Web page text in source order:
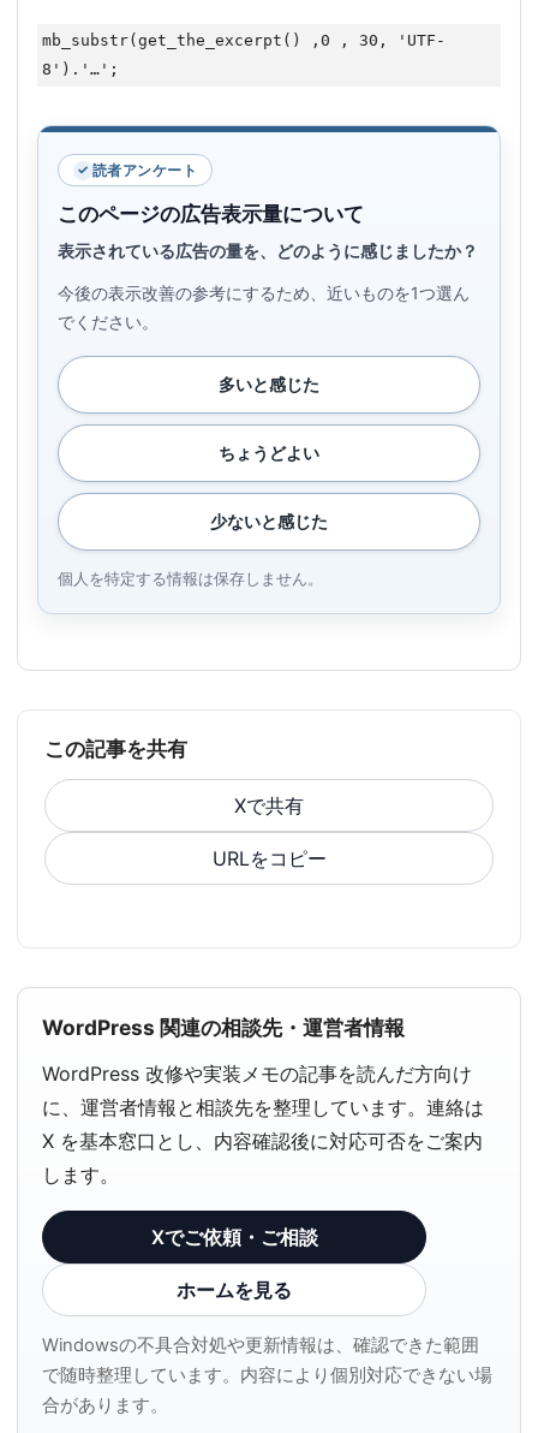
mb_substr(get_the_excerpt() ,0 , 30, 'UTF-
8').'…';
読者アンケート
このページの広告表示量について
表示されている広告の量を、どのように感じましたか？
今後の表示改善の参考にするため、近いものを1つ選ん
でください。
多いと感じた
ちょうどよい
少ないと感じた
個人を特定する情報は保存しません。
この記事を共有
Xで共有
URLをコピー
WordPress 関連の相談先・運営者情報
WordPress 改修や実装メモの記事を読んだ方向け
に、運営者情報と相談先を整理しています。連絡は
X を基本窓口とし、内容確認後に対応可否をご案内
します。
Xでご依頼・ご相談
ホームを見る
Windowsの不具合対処や更新情報は、確認できた範囲
で随時整理しています。内容により個別対応できない場
合があります。